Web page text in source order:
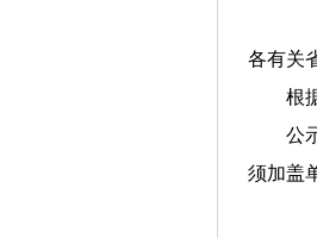
各有关
根
公
须加盖